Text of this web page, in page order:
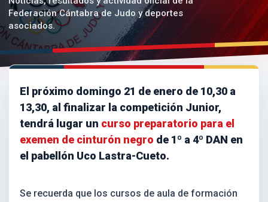
Federación Cántabra de Judo y deportes
asociados.
El próximo domingo 21 de enero de 10,30 a
13,30, al finalizar la competición Junior,
tendrá lugar un curso preparatorio para el
exemen de cinturón negro de 1º a 4º DAN en
el pabellón Uco Lastra-Cueto.
Se recuerda que los cursos de aula de formación